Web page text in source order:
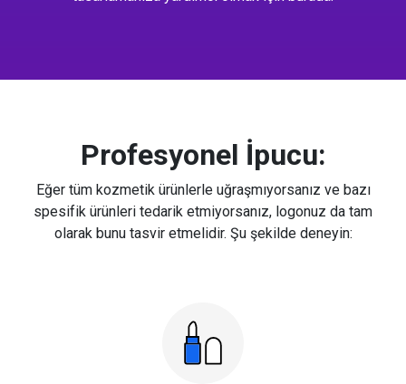
Profesyonel İpucu:
Eğer tüm kozmetik ürünlerle uğraşmıyorsanız ve bazı
spesifik ürünleri tedarik etmiyorsanız, logonuz da tam
olarak bunu tasvir etmelidir. Şu şekilde deneyin: